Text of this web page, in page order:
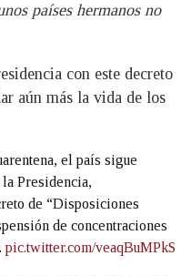
países hermanos no
con este decreto
aún más la vida de los
el país sigue
Presidencia,
de “Disposiciones
de concentraciones
pic.twitter.com/veaqBuMPkS